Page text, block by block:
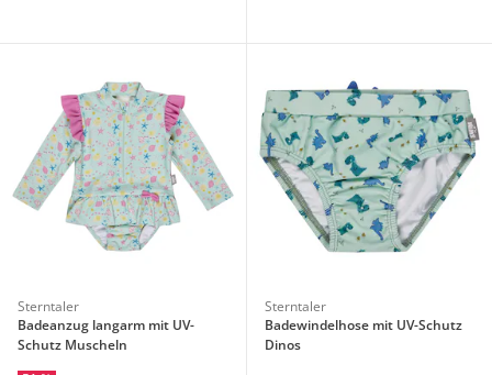
Sterntaler
Badeanzug langarm mit UV-
Schutz Muscheln
Sterntaler
Badewindelhose mit UV-Schutz
Dinos